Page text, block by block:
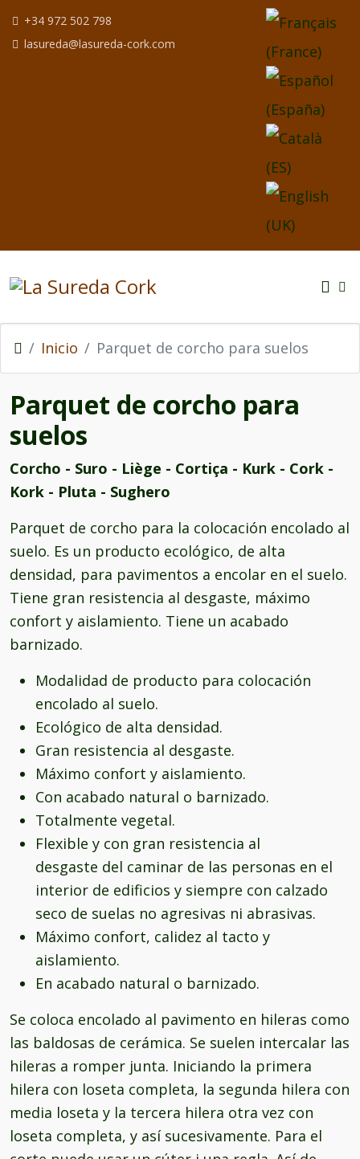
+34 972 502 798
lasureda@lasureda-cork.com
Seleccione su
Inicio Parquet de corcho para suelos
Parquet de corcho para
suelos
Corcho - Suro - Liège - Cortiça - Kurk - Cork -
Kork - Pluta - Sughero
Parquet de corcho para la colocación encolado al
suelo. Es un producto ecológico, de alta
densidad, para pavimentos a encolar en el suelo.
Tiene gran resistencia al desgaste, máximo
confort y aislamiento. Tiene un acabado
barnizado.
Modalidad de producto para colocación
encolado al suelo.
Ecológico de alta densidad.
Gran resistencia al desgaste.
Máximo confort y aislamiento.
Con acabado natural o barnizado.
Totalmente vegetal.
Flexible y con gran resistencia al
desgaste del caminar de las personas en el
interior de edificios y siempre con calzado
seco de suelas no agresivas ni abrasivas.
Máximo confort, calidez al tacto y
aislamiento.
En acabado natural o barnizado.
Se coloca encolado al pavimento en hileras como
las baldosas de cerámica. Se suelen intercalar las
hileras a romper junta. Iniciando la primera
hilera con loseta completa, la segunda hilera con
media loseta y la tercera hilera otra vez con
loseta completa, y así sucesivamente. Para el